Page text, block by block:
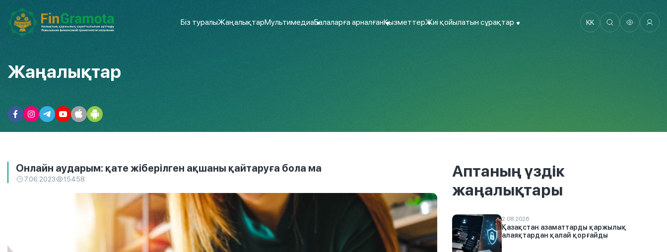
Біз туралыЖаңалықтарМультимедиаБалаларға арналғанҚызметтерЖиі қойылатын сұрақтар KK
Жаңалықтар
Онлайн аударым: қате жіберілген ақшаны қайтаруға бола ма
7.06.2023 15458
Аптаның үздік
жаңалықтары
2.08.2026
Қазақстан азаматтарды қаржылық
алаяқтардан қалай қорғайды